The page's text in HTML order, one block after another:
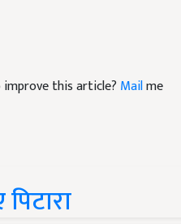
this article?